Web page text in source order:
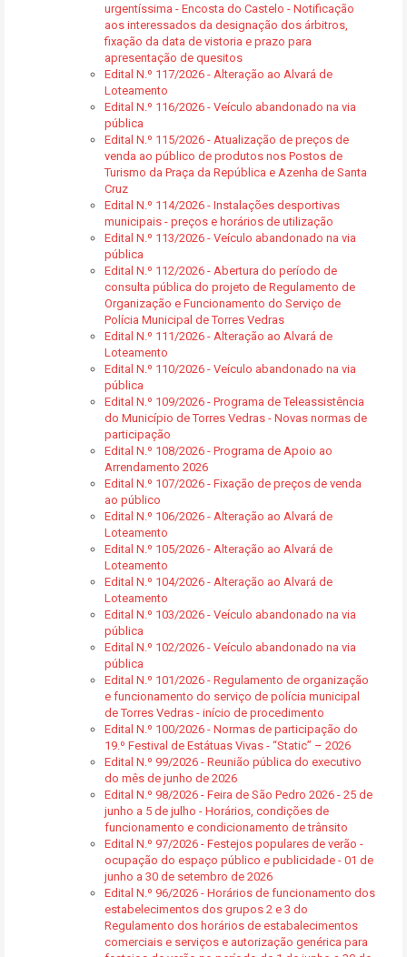
urgentíssima - Encosta do Castelo - Notificação
aos interessados da designação dos árbitros,
fixação da data de vistoria e prazo para
apresentação de quesitos
Edital N.º 117/2026 - Alteração ao Alvará de
Loteamento
Edital N.º 116/2026 - Veículo abandonado na via
pública
Edital N.º 115/2026 - Atualização de preços de
venda ao público de produtos nos Postos de
Turismo da Praça da República e Azenha de Santa
Cruz
Edital N.º 114/2026 - Instalações desportivas
municipais - preços e horários de utilização
Edital N.º 113/2026 - Veículo abandonado na via
pública
Edital N.º 112/2026 - Abertura do período de
consulta pública do projeto de Regulamento de
Organização e Funcionamento do Serviço de
Polícia Municipal de Torres Vedras
Edital N.º 111/2026 - Alteração ao Alvará de
Loteamento
Edital N.º 110/2026 - Veículo abandonado na via
pública
Edital N.º 109/2026 - Programa de Teleassistência
do Município de Torres Vedras - Novas normas de
participação
Edital N.º 108/2026 - Programa de Apoio ao
Arrendamento 2026
Edital N.º 107/2026 - Fixação de preços de venda
ao público
Edital N.º 106/2026 - Alteração ao Alvará de
Loteamento
Edital N.º 105/2026 - Alteração ao Alvará de
Loteamento
Edital N.º 104/2026 - Alteração ao Alvará de
Loteamento
Edital N.º 103/2026 - Veículo abandonado na via
pública
Edital N.º 102/2026 - Veículo abandonado na via
pública
Edital N.º 101/2026 - Regulamento de organização
e funcionamento do serviço de polícia municipal
de Torres Vedras - início de procedimento
Edital N.º 100/2026 - Normas de participação do
19.º Festival de Estátuas Vivas - “Static” – 2026
Edital N.º 99/2026 - Reunião pública do executivo
do mês de junho de 2026
Edital N.º 98/2026 - Feira de São Pedro 2026 - 25 de
junho a 5 de julho - Horários, condições de
funcionamento e condicionamento de trânsito
Edital N.º 97/2026 - Festejos populares de verão -
ocupação do espaço público e publicidade - 01 de
junho a 30 de setembro de 2026
Edital N.º 96/2026 - Horários de funcionamento dos
estabelecimentos dos grupos 2 e 3 do
Regulamento dos horários de estabalecimentos
comerciais e serviços e autorização genérica para